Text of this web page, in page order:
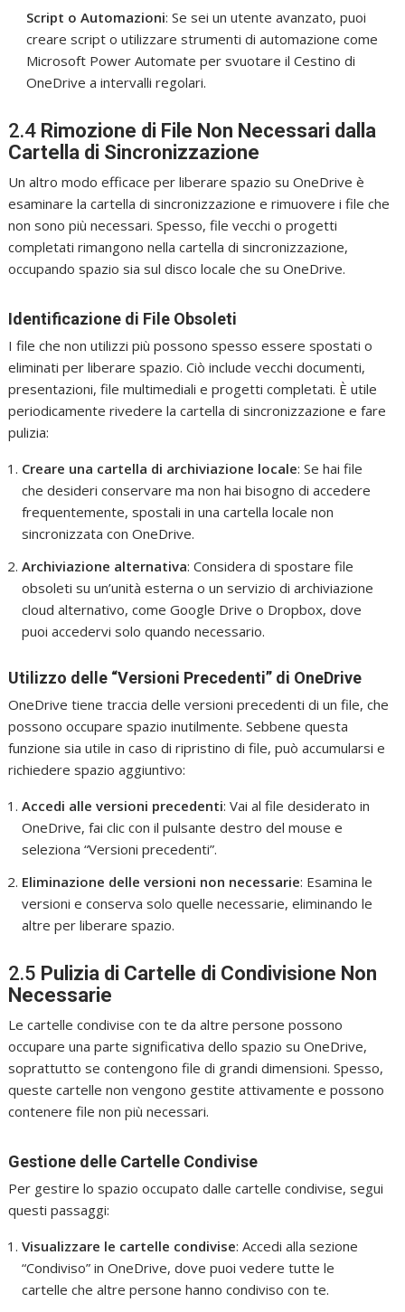
Script o Automazioni: Se sei un utente avanzato, puoi
creare script o utilizzare strumenti di automazione come
Microsoft Power Automate per svuotare il Cestino di
OneDrive a intervalli regolari.
2.4 Rimozione di File Non Necessari dalla
Cartella di Sincronizzazione
Un altro modo efficace per liberare spazio su OneDrive è
esaminare la cartella di sincronizzazione e rimuovere i file che
non sono più necessari. Spesso, file vecchi o progetti
completati rimangono nella cartella di sincronizzazione,
occupando spazio sia sul disco locale che su OneDrive.
Identificazione di File Obsoleti
I file che non utilizzi più possono spesso essere spostati o
eliminati per liberare spazio. Ciò include vecchi documenti,
presentazioni, file multimediali e progetti completati. È utile
periodicamente rivedere la cartella di sincronizzazione e fare
pulizia:
Creare una cartella di archiviazione locale: Se hai file
che desideri conservare ma non hai bisogno di accedere
frequentemente, spostali in una cartella locale non
sincronizzata con OneDrive.
Archiviazione alternativa: Considera di spostare file
obsoleti su un’unità esterna o un servizio di archiviazione
cloud alternativo, come Google Drive o Dropbox, dove
puoi accedervi solo quando necessario.
Utilizzo delle “Versioni Precedenti” di OneDrive
OneDrive tiene traccia delle versioni precedenti di un file, che
possono occupare spazio inutilmente. Sebbene questa
funzione sia utile in caso di ripristino di file, può accumularsi e
richiedere spazio aggiuntivo:
Accedi alle versioni precedenti: Vai al file desiderato in
OneDrive, fai clic con il pulsante destro del mouse e
seleziona “Versioni precedenti”.
Eliminazione delle versioni non necessarie: Esamina le
versioni e conserva solo quelle necessarie, eliminando le
altre per liberare spazio.
2.5 Pulizia di Cartelle di Condivisione Non
Necessarie
Le cartelle condivise con te da altre persone possono
occupare una parte significativa dello spazio su OneDrive,
soprattutto se contengono file di grandi dimensioni. Spesso,
queste cartelle non vengono gestite attivamente e possono
contenere file non più necessari.
Gestione delle Cartelle Condivise
Per gestire lo spazio occupato dalle cartelle condivise, segui
questi passaggi:
Visualizzare le cartelle condivise: Accedi alla sezione
“Condiviso” in OneDrive, dove puoi vedere tutte le
cartelle che altre persone hanno condiviso con te.